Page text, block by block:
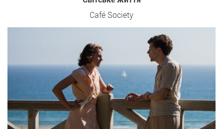
Café Society